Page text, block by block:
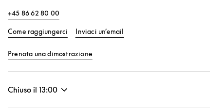
+45 86 62 80 00
Come raggiungerci Link Opens in New Tab
Inviaci un’email
Prenota una dimostrazione
Chiuso il 13:00